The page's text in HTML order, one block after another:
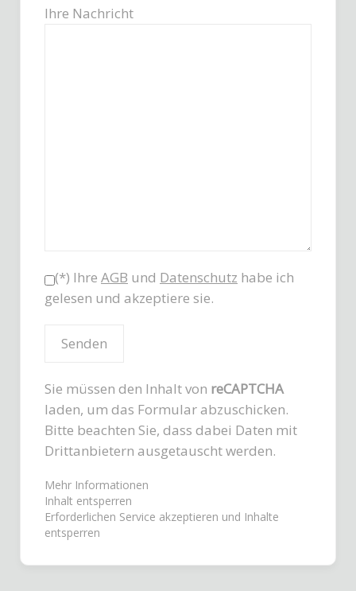
Ihre Nachricht
(*) Ihre AGB und Datenschutz habe ich
gelesen und akzeptiere sie.
Sie müssen den Inhalt von reCAPTCHA
laden, um das Formular abzuschicken.
Bitte beachten Sie, dass dabei Daten mit
Drittanbietern ausgetauscht werden.
Mehr Informationen
Inhalt entsperren
Erforderlichen Service akzeptieren und Inhalte
entsperren